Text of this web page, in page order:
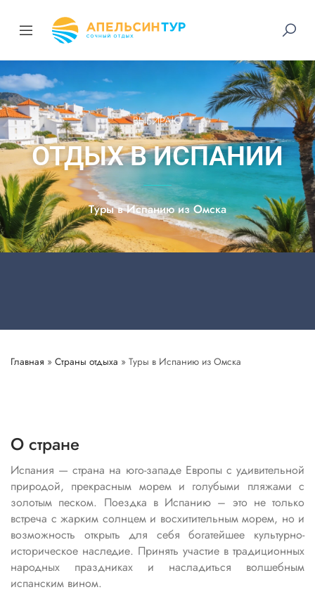
ВЫБИРАЮ
ОТДЫХ В ИСПАНИИ
Туры в Испанию из Омска
Главная » Страны отдыха » Туры в Испанию из Омска
О стране
Испания — страна на юго-западе Европы с удивительной
природой, прекрасным морем и голубыми пляжами с
золотым песком. Поездка в Испанию – это не только
встреча с жарким солнцем и восхитительным морем, но и
возможность открыть для себя богатейшее культурно-
историческое наследие. Принять участие в традиционных
народных праздниках и насладиться волшебным
испанским вином.